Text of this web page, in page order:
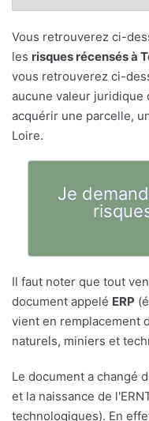
Vous retrouverez ci-
les risques récensés à
vous retrouverez ci-
aucune valeur juridique
acquérir une parcelle,
Loire.
Je
Il faut noter que tout
document appelé ERP
vient en remplacement
naturels, miniers et
Le document a changé
et la naissance de
technologiques). En